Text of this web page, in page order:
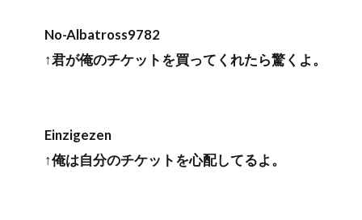
No-Albatross9782
↑君が俺のチケットを買ってくれたら驚くよ。
Einzigezen
↑俺は自分のチケットを心配してるよ。